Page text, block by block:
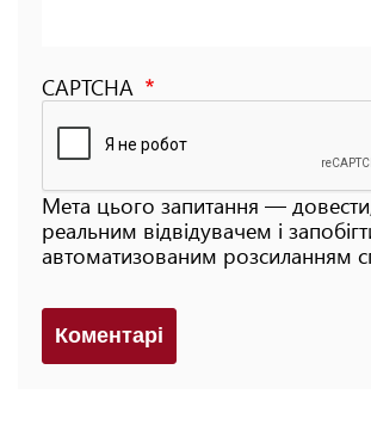
CAPTCHA
Мета цього запитання —
реальним відвідувачем і
автоматизованим розсиланням
Коментарi